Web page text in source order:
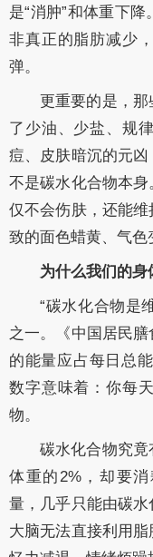
是“消肿”和体重下
非真正的脂肪减少
弹。
更重要的是，
了少油、少盐、规
痘、皮肤暗沉的元
不是碳水化合物本
仅不会伤肤，还能
致的面色蜡黄、气色
为什么我们的身
“碳水化合物是
之一。《中国居民
的能量应占每日总
数字意味着：你每
物。
碳水化合物究
体重的2%，却要
量，几乎只能由碳
大脑无法直接利用